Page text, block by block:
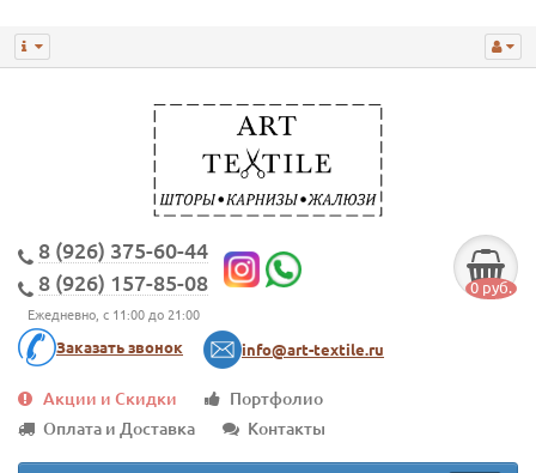
8 (926) 375-60-44
8 (926) 157-85-08
Ежедневно, с 11:00 до 21:00
Заказать звонок info@art-textile.ru
0 руб.
Акции и Скидки
Портфолио
Оплата и Доставка
Контакты